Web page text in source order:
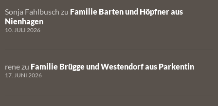
Sonja Fahlbusch zu Familie Barten und Höpfner aus
Nienhagen
10. JULI 2026
rene zu Familie Brügge und Westendorf aus Parkentin
17. JUNI 2026